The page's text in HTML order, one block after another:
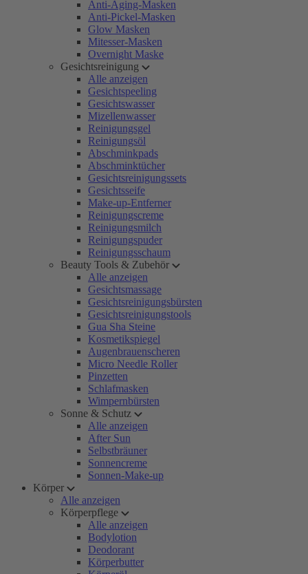
Anti-Aging-Masken
Anti-Pickel-Masken
Glow Masken
Mitesser-Masken
Overnight Maske
Gesichtsreinigung
Alle anzeigen
Gesichtspeeling
Gesichtswasser
Mizellenwasser
Reinigungsgel
Reinigungsöl
Abschminkpads
Abschminktücher
Gesichtsreinigungssets
Gesichtsseife
Make-up-Entferner
Reinigungscreme
Reinigungsmilch
Reinigungspuder
Reinigungsschaum
Beauty Tools & Zubehör
Alle anzeigen
Gesichtsmassage
Gesichtsreinigungsbürsten
Gesichtsreinigungstools
Gua Sha Steine
Kosmetikspiegel
Augenbrauenscheren
Micro Needle Roller
Pinzetten
Schlafmasken
Wimpernbürsten
Sonne & Schutz
Alle anzeigen
After Sun
Selbstbräuner
Sonnencreme
Sonnen-Make-up
Körper
Alle anzeigen
Körperpflege
Alle anzeigen
Bodylotion
Deodorant
Körperbutter